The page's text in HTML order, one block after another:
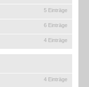
5 Einträge
6 Einträge
4 Einträge
4 Einträge